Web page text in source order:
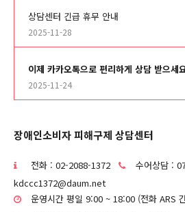
상담센터 긴급 휴무 안내
2025-11-28
이제 카카오톡으로 편리하게 상담 받으세
2025-11-24
장애인소비자 피해구제 상담센터
전화 : 02-2088-1372 수어상담 :
kdccc1372@daum.net
운영시간 평일 9:00 ~ 18:00 (전화 ARS